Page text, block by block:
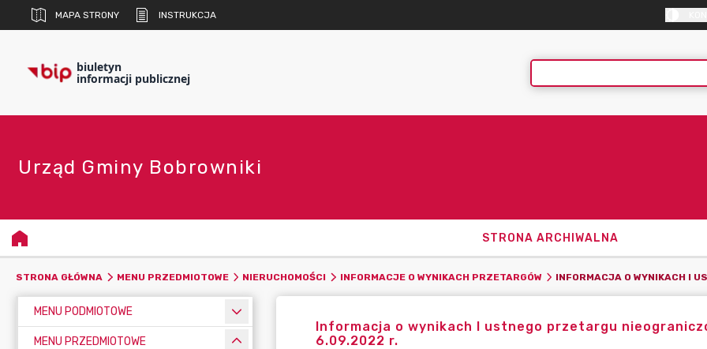
MAPA STRONY INSTRUKCJA
biuletyn
informacji publicznej
Urząd Gminy Bobrowniki
STRONA ARCHIWALNA
STRONA GŁÓWNA MENU PRZEDMIOTOWE NIERUCHOMOŚCI INFORMACJE O WYNIKACH PRZETARGÓW
MENU PODMIOTOWE
MENU PRZEDMIOTOWE
Informacja o wynikach I ustnego przetargu
6.09.2022 r.